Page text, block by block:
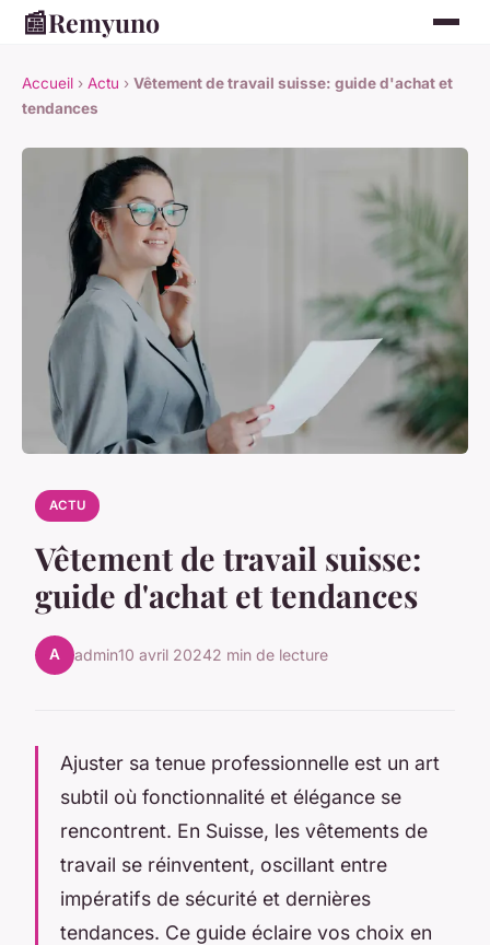
📰Remyuno
Accueil › Actu › Vêtement de travail suisse: guide d'achat et
tendances
ACTU
Vêtement de travail suisse:
guide d'achat et tendances
A admin10 avril 20242 min de lecture
Ajuster sa tenue professionnelle est un art
subtil où fonctionnalité et élégance se
rencontrent. En Suisse, les vêtements de
travail se réinventent, oscillant entre
impératifs de sécurité et dernières
tendances. Ce guide éclaire vos choix en